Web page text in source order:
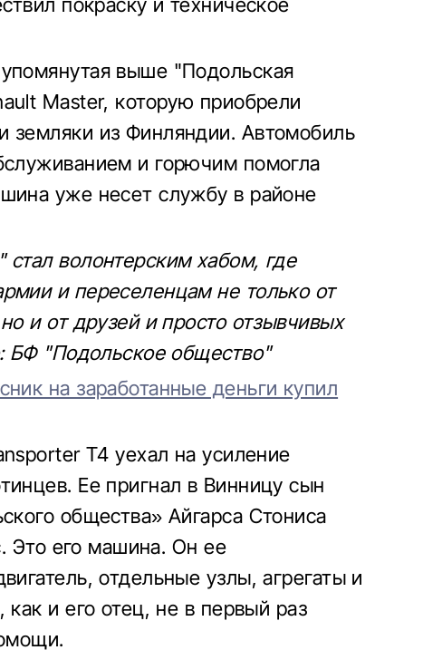
выше "Подольская
Master, которую приобрели
земляки из Финляндии. Автомобиль
и горючим помогла
уже несет службу в районе
волонтерским хабом, где
и переселенцам не только от
и от друзей и просто отзывчивых
БФ "Подольское общество"
на заработанные деньги купил
Т4 уехал на усиление
Ее пригнал в Винницу сын
общества» Айгарса Стониса
Это его машина. Он ее
отдельные узлы, агрегаты и
и его отец, не в первый раз